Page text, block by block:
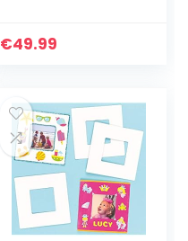
met bluetooth-
€49.99